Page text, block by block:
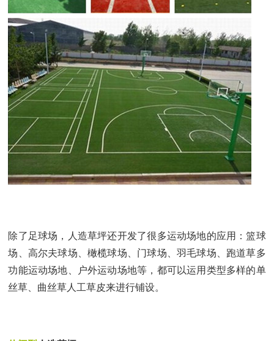
除了足球场，人造草坪还开发了很多运动场地的应用 ：篮球
场、高尔夫球场、橄榄球场、门球场、羽毛球场、跑道草多
功能运动场地、户外运动场地等，都可以运用类型多样的单
丝草、曲丝草人工草皮来进行铺设。